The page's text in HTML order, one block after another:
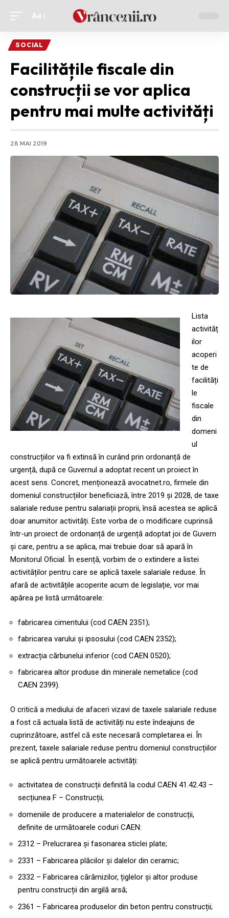
Ajustor
font
Aa
SOCIAL
Facilitățile fiscale din
construcții se vor aplica
pentru mai multe activități
28 MAI 2019
Lista
activităț
ilor
acoperi
te de
facilități
le
fiscale
din
domeni
ul
construcțiilor va fi extinsă în curând prin ordonanță de
urgență, după ce Guvernul a adoptat recent un proiect în
acest sens. Concret, menționează avocatnet.ro, firmele din
domeniul construcțiilor beneficiază, între 2019 și 2028, de taxe
salariale reduse pentru salariații proprii, însă acestea se aplică
doar anumitor activități. Este vorba de o modificare cuprinsă
într-un proiect de ordonanță de urgență adoptat joi de Guvern
și care, pentru a se aplica, mai trebuie doar să apară în
Monitorul Oficial. În esență, vorbim de o extindere a listei
activităților pentru care se aplică taxele salariale reduse. În
afară de activitățile acoperite acum de legislație, vor mai
apărea pe listă următoarele:
fabricarea cimentului (cod CAEN 2351);
fabricarea varului și ipsosului (cod CAEN 2352);
extracția cărbunelui inferior (cod CAEN 0520);
fabricarea altor produse din minerale nemetalice (cod
CAEN 2399).
O critică a mediului de afaceri vizavi de taxele salariale reduse
a fost că actuala listă de activități nu este îndeajuns de
cuprinzătoare, astfel că este necesară completarea ei. În
prezent, taxele salariale reduse pentru domeniul construcțiilor
se aplică pentru următoarele activități:
activitatea de construcții definită la codul CAEN 41.42.43 –
secțiunea F – Construcții;
domeniile de producere a materialelor de construcții,
definite de următoarele coduri CAEN:
2312 – Prelucrarea și fasonarea sticlei plate;
2331 – Fabricarea plăcilor și dalelor din ceramic;
2332 – Fabricarea cărămizilor, țiglelor și altor produse
pentru construcții din argilă arsă;
2361 – Fabricarea produselor din beton pentru construcții;